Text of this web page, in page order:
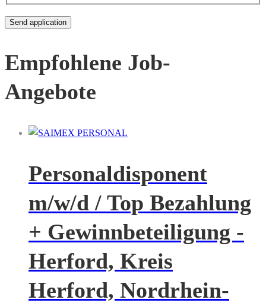
Empfohlene Job-
Angebote
Personaldisponent
m/w/d / Top Bezahlung
+ Gewinnbeteiligung -
Herford, Kreis
Herford, Nordrhein-